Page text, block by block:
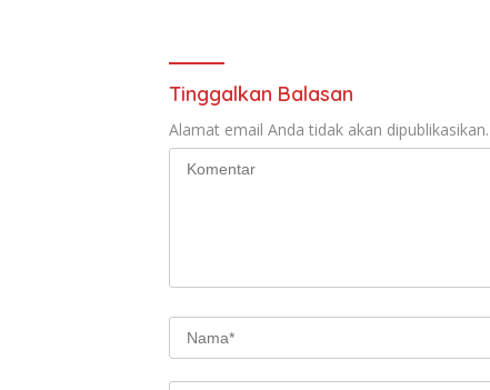
Tinggalkan Balasan
Alamat email Anda tidak akan dipublikasikan.